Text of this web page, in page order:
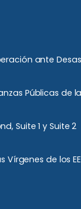
ante
Públicas de
Suite 1 y Suite 2
Vírgenes de los